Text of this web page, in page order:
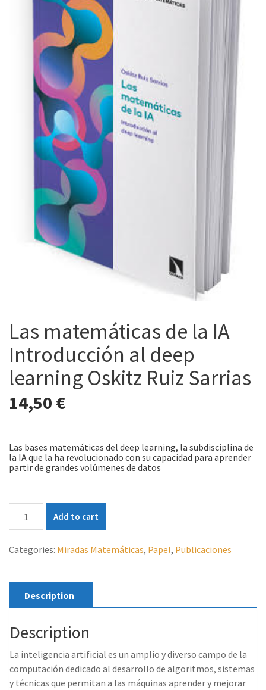
Las matemáticas de la IA
Introducción al deep
learning Oskitz Ruiz Sarrias
14,50 €
Las bases matemáticas del deep learning, la subdisciplina de
la IA que la ha revolucionado con su capacidad para aprender
partir de grandes volúmenes de datos
matemáticas
de
la
IA
Introducción
deep
Oskitz
Ruiz
Sarrias
quantity
Add to cart
Categories: Miradas Matemáticas, Papel, Publicaciones
Description
Description
La inteligencia artificial es un amplio y diverso campo de la
computación dedicado al desarrollo de algoritmos, sistemas
y técnicas que permitan a las máquinas aprender y mejorar